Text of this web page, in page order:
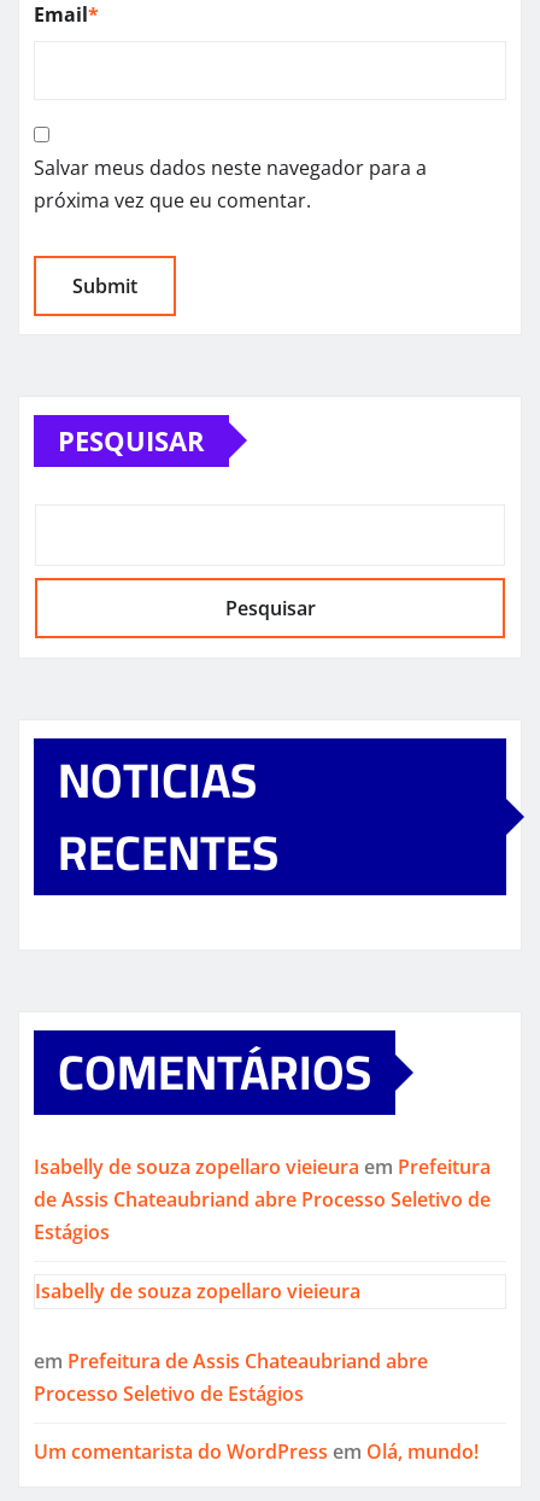
Email*
Salvar meus dados neste navegador para a
próxima vez que eu comentar.
PESQUISAR
Pesquisar
NOTICIAS
RECENTES
COMENTÁRIOS
Isabelly de souza zopellaro vieieura em Prefeitura
de Assis Chateaubriand abre Processo Seletivo de
Estágios
Isabelly de souza zopellaro vieieura
em Prefeitura de Assis Chateaubriand abre
Processo Seletivo de Estágios
Um comentarista do WordPress em Olá, mundo!